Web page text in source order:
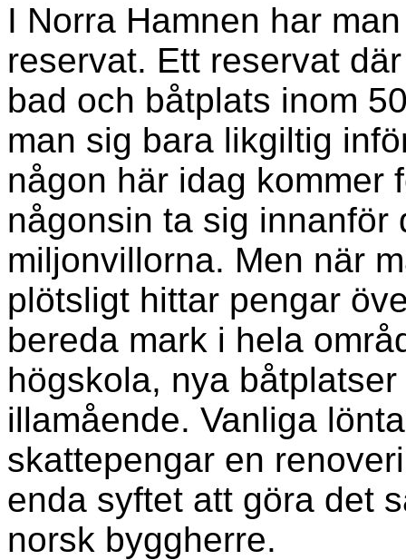
I Norra Hamnen har
reservat. Ett reservat
bad och båtplats inom
man sig bara likgiltig
någon här idag kommer
någonsin ta sig innanför
miljonvillorna. Men när
plötsligt hittar pengar
bereda mark i hela
högskola, nya
illamående. Vanliga
skattepengar en
enda syftet att göra det
norsk byggherre.